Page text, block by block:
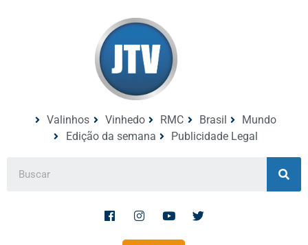
Valinhos Vinhedo RMC Brasil
Mundo
Edição da semana
Publicidade Legal